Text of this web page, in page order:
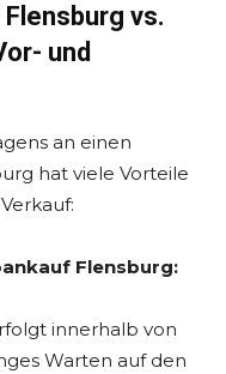
vs.
und
an einen
hat viele Vorteile
Flensburg:
innerhalb von
Warten auf den